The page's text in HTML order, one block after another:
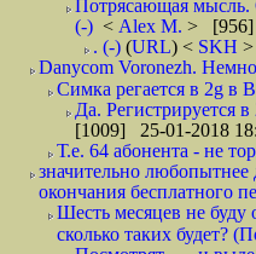
Потрясающая мысль.
(-) < Alex M. > [956]
. (-) (URL) < SKH
Danycom Voronezh.
Симка регается в 2g в
Да. Регистрируется
[1009] 25-01-2018
Т.е. 64 абонента - не
значительно любопытнее
окончания бесплатного
Шесть месяцев не
сколько таких будет?